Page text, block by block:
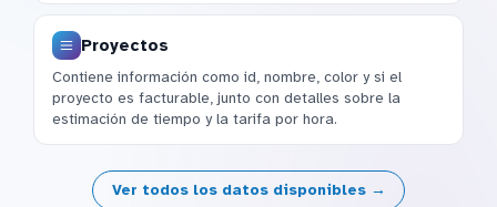
Proyectos
Contiene información como id, nombre, color y si el
proyecto es facturable, junto con detalles sobre la
estimación de tiempo y la tarifa por hora.
Ver todos los datos disponibles →